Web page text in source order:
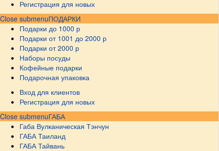
Регистрация для новых
Close submenuПОДАРКИ
Подарки до 1000 р
Подарки от 1001 до 2000 р
Подарки от 2000 р
Наборы посуды
Кофейные подарки
Подарочная упаковка
Вход для клиентов
Регистрация для новых
Close submenuГАБА
Габа Вулканическая Тэнчун
ГАБА Таиланд
ГАБА Тайвань